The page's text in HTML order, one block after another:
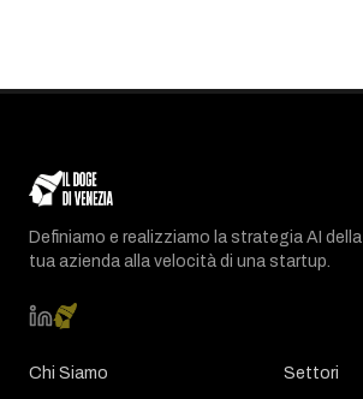
Definiamo e realizziamo la strategia AI della
tua azienda alla velocità di una startup.
Chi Siamo Settori